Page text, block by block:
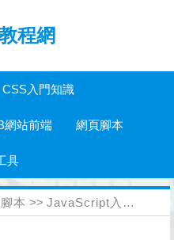
程網
CSS入門知識
網站前端 網頁腳本
具
本 >> JavaScript入門知識